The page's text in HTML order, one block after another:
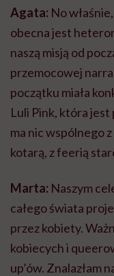
Agata: No
obecna jest
naszą misją od
przemocowej
początku miała
Luli Pink, która jest
ma nic wspólnego
kotarą, z feerią
Marta: Naszym
całego świata
przez kobiety.
kobiecych i
up’ów. Znalazłam